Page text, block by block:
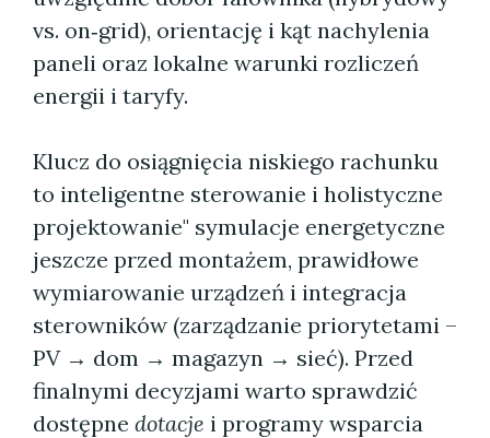
vs. on‑grid), orientację i kąt nachylenia
paneli oraz lokalne warunki rozliczeń
energii i taryfy.
Klucz do osiągnięcia niskiego rachunku
to inteligentne sterowanie i holistyczne
projektowanie" symulacje energetyczne
jeszcze przed montażem, prawidłowe
wymiarowanie urządzeń i integracja
sterowników (zarządzanie priorytetami –
PV → dom → magazyn → sieć). Przed
finalnymi decyzjami warto sprawdzić
dostępne dotacje i programy wsparcia